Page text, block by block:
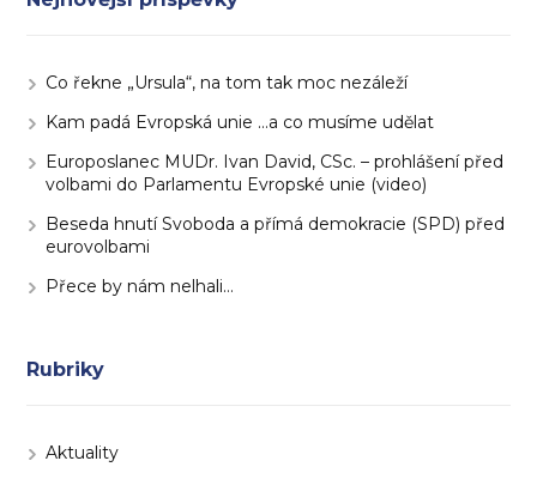
Co řekne „Ursula“, na tom tak moc nezáleží
Kam padá Evropská unie …a co musíme udělat
Europoslanec MUDr. Ivan David, CSc. – prohlášení před
volbami do Parlamentu Evropské unie (video)
Beseda hnutí Svoboda a přímá demokracie (SPD) před
eurovolbami
Přece by nám nelhali…
Rubriky
Aktuality